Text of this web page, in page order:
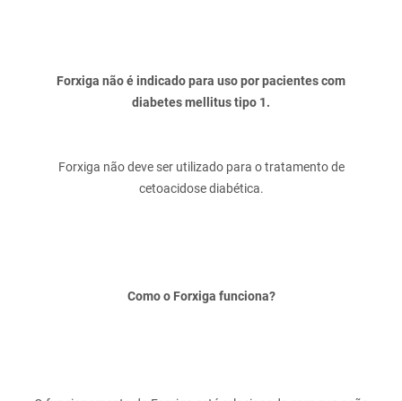
Forxiga não é indicado para uso por pacientes com
diabetes mellitus tipo 1.
Forxiga não deve ser utilizado para o tratamento de
Como o Forxiga funciona?